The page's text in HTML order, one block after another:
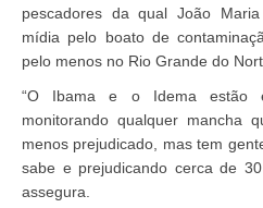
pescadores da qual João
mídia pelo boato de
pelo menos no Rio Grande do
“O Ibama e o Idema estão
monitorando qualquer mancha
menos prejudicado, mas tem
sabe e prejudicando cerca de
assegura.